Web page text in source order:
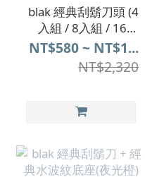
blak 經典刮鬍刀頭 (4
入組 / 8入組 / 16入
組)
NT$580 ~ NT$1...
NT$2,320